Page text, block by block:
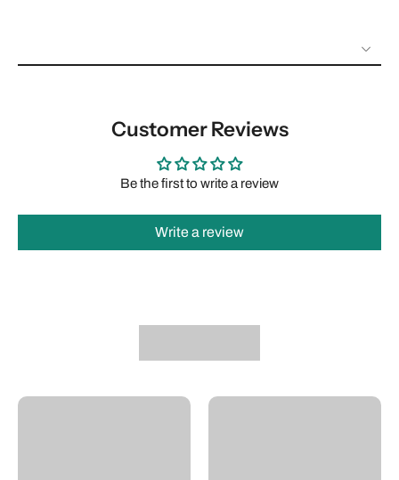
Customer Reviews
Be the first to write a review
Write a review